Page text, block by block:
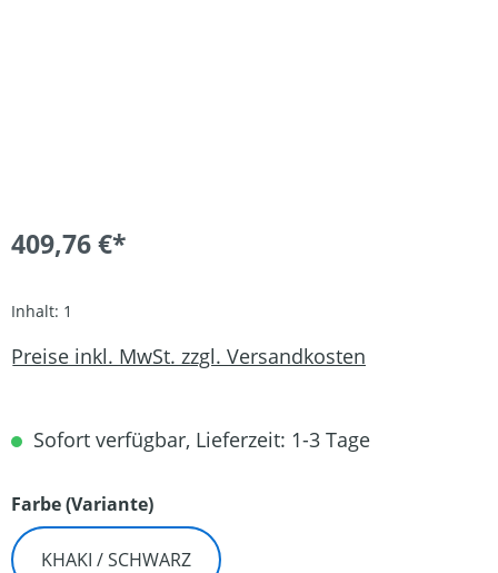
409,76 €*
Inhalt: 1
Preise inkl. MwSt. zzgl. Versandkosten
Sofort verfügbar, Lieferzeit: 1-3 Tage
Farbe (Variante)auswählen
KHAKI / SCHWARZ